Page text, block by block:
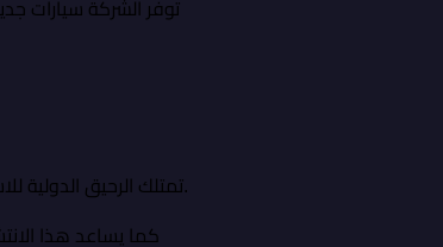
توفر الشركة سيارات
تمتلك الرحيق الدولية للاستيراد والتصدير شبكة فروع في الموصل وبغداد ودهوك وعمان، مما يعزز قدرتها على إدارة عمليات التوريد والتوزيع بكفاءة.
كما يساعد هذا